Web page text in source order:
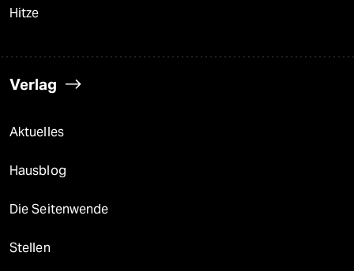
Hitze
Verlag
Aktuelles
Hausblog
Die Seitenwende
Stellen